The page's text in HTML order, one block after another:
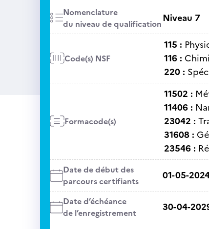
Nomenclature
du niveau de qualificationNiveau 7
Code(s) NSF
115 :
116 :
220 :
Formacode(s)
11502 :
11406 :
23042 :
31608 :
23546 :
Date de début des
parcours certifiants
01-05-
Date d’échéance
de l’enregistrement
30-04-